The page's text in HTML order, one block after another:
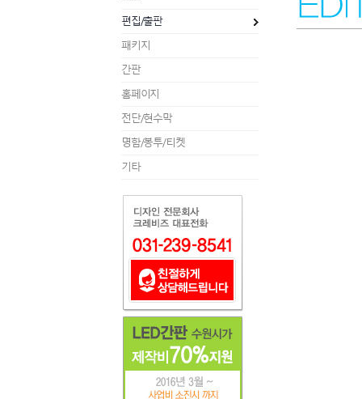
편집/출판
패키지
간판
홈페이지
전단/현수막
명함/봉투/티켓
기타